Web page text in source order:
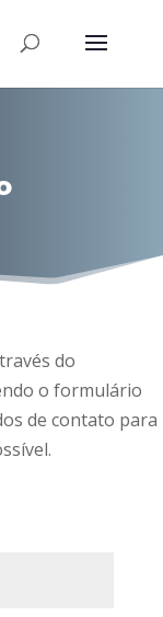
do
o formulário
de contato para